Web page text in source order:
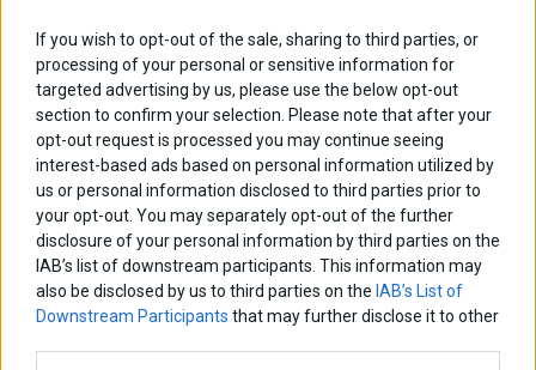
If you wish to opt-out of the sale, sharing to third parties, or
processing of your personal or sensitive information for
targeted advertising by us, please use the below opt-out
section to confirm your selection. Please note that after your
opt-out request is processed you may continue seeing
interest-based ads based on personal information utilized by
us or personal information disclosed to third parties prior to
your opt-out. You may separately opt-out of the further
disclosure of your personal information by third parties on the
IAB’s list of downstream participants. This information may
also be disclosed by us to third parties on the IAB’s List of
Downstream Participants that may further disclose it to other
Αποθήκευσε το όνομά μου, email, και τον ιστότοπο μου σε αυτόν
τον πλοηγό για την επόμενη φορά που θα σχολιάσω.
Πλοήγηση
άρθρων
ΠΡΟΗΓΟΥΜΕΝΟ ΑΡΘΡΟ
Previous
post:
Eurobank: Δωρεά
εξοπλισμού στο Αγαθονήσι
ΕΠΟΜΕΝΟ ΑΡΘΡΟ
Μ. Βορίδης: «Όσες
πιθανότητες έχει η ΝΔ να
πάρει 80% άλλες τόσες
πιθανότητες έχει το ΠΑΣΟΚ
να είναι πρώτο κόμμα»